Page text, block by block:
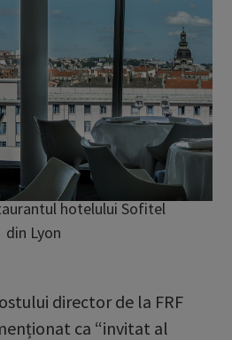
hotelului Sofitel
din Lyon
director de la FRF
ca “invitat al